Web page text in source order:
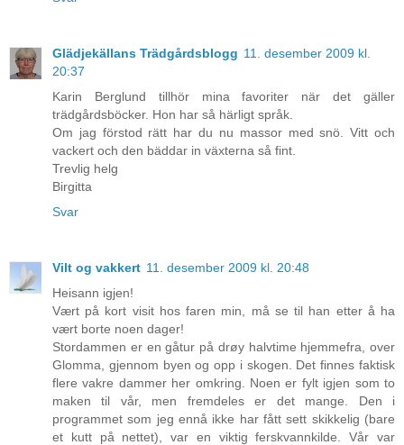
Glädjekällans Trädgårdsblogg 11. desember 2009 kl.
20:37
Karin Berglund tillhör mina favoriter när det gäller
trädgårdsböcker. Hon har så härligt språk.
Om jag förstod rätt har du nu massor med snö. Vitt och
vackert och den bäddar in växterna så fint.
Trevlig helg
Birgitta
Svar
Vilt og vakkert 11. desember 2009 kl. 20:48
Heisann igjen!
Vært på kort visit hos faren min, må se til han etter å ha
vært borte noen dager!
Stordammen er en gåtur på drøy halvtime hjemmefra, over
Glomma, gjennom byen og opp i skogen. Det finnes faktisk
flere vakre dammer her omkring. Noen er fylt igjen som to
maken til vår, men fremdeles er det mange. Den i
programmet som jeg ennå ikke har fått sett skikkelig (bare
et kutt på nettet), var en viktig ferskvannkilde. Vår var